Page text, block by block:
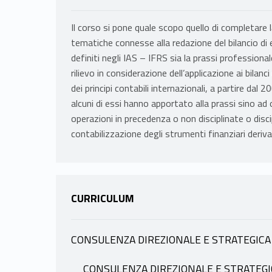
Il corso si pone quale scopo quello di
tematiche connesse alla redazione del bilancio
definiti negli IAS – IFRS sia la prassi
rilievo in considerazione dell’applicazione ai
dei principi contabili internazionali, a partire dal
alcuni di essi hanno apportato alla prassi sino
operazioni in precedenza o non disciplinate o
contabilizzazione degli strumenti finanziari
CURRICULUM
CONSULENZA DIREZIONALE E STRATEGICA
INFORMAZIONI